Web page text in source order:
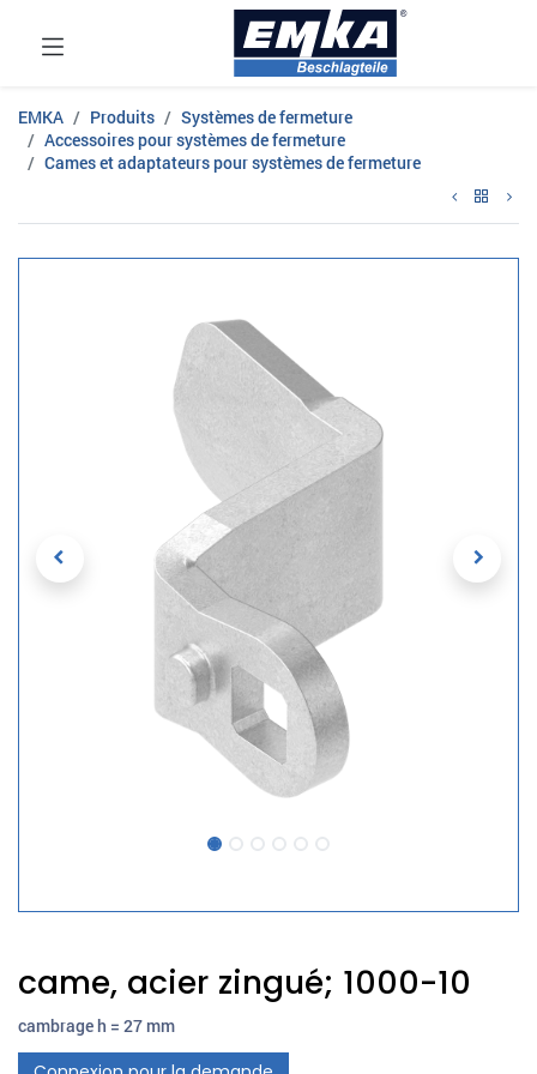
EMKA Produits
Systèmes de fermeture
Accessoires pour systèmes de fermeture
Cames et adaptateurs pour systèmes de fermeture
came, acier zingué; 1000-10
cambrage h = 27 mm